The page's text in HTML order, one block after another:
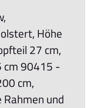
Höhe
27 cm,
cm 90415 -
cm,
und